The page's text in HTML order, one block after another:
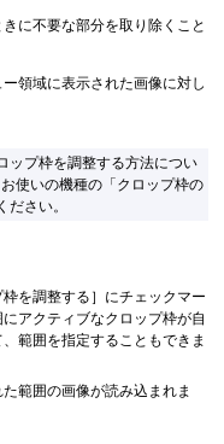
に不要な部分を取り除くこと
領域に表示された画像に対し
ップ枠を調整する方法につい
使いの機種の「クロップ枠の
さい。
枠を調整する ］にチェックマー
アクティブなクロップ枠が自
範囲を指定することもできま
範囲の画像が読み込まれま